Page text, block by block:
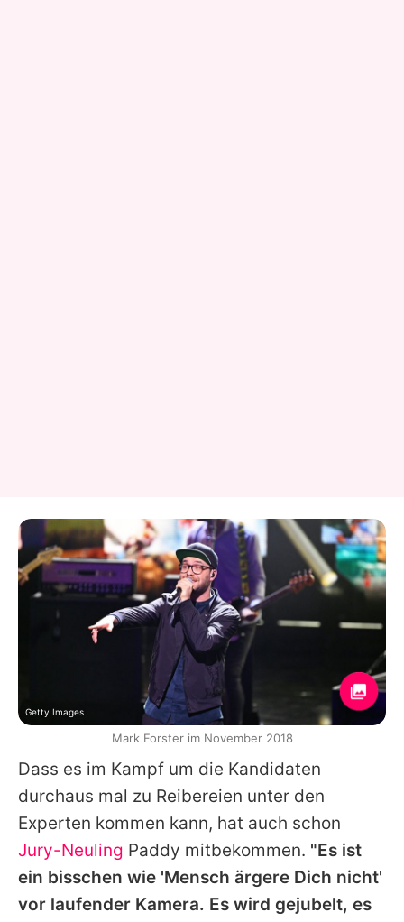
Dass es im Kampf um die Kandidaten
durchaus mal zu Reibereien unter den
Experten kommen kann, hat auch schon
Jury-Neuling Paddy mitbekommen. "Es ist
ein bisschen wie 'Mensch ärgere Dich nicht'
vor laufender Kamera. Es wird gejubelt, es
Getty Images
Mark Forster im November 2018